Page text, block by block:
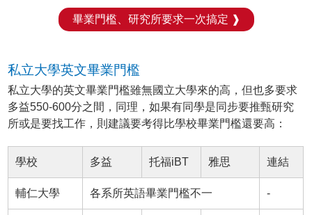
畢業門檻、研究所要求一次搞定 ❱
私立大學英文畢業門檻
私立大學的英文畢業門檻雖無國立大學來的高，但也多要求
多益550-600分之間，同理，如果有同學是同步要推甄研究
所或是要找工作，則建議要考得比學校畢業門檻還要高：
學校 多益 托福iBT 雅思 連結
輔仁大學 各系所英語畢業門檻不一 -